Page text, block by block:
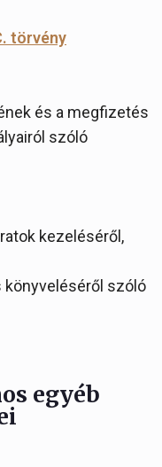
törvény
és a megfizetés
szóló
kezeléséről,
könyveléséről szóló
egyéb